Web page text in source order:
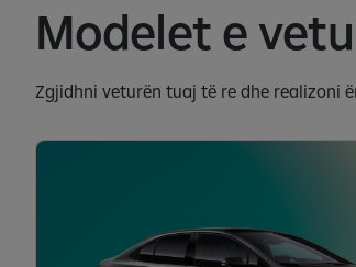
Modelet e
Zgjidhni veturën tuaj të re dhe realizoni